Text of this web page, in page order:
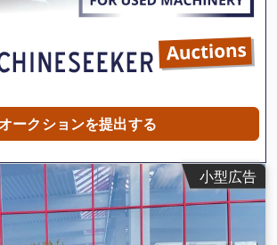
オークションを提出する
小型広告